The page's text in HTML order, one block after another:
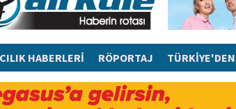
HABERLERİ RÖPORTAJ TÜRKİYE'DEN